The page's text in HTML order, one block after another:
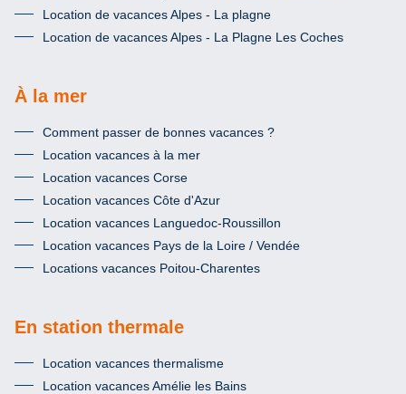
Location de vacances Alpes - La plagne
Location de vacances Alpes - La Plagne Les Coches
À la mer
Comment passer de bonnes vacances ?
Location vacances à la mer
Location vacances Corse
Location vacances Côte d'Azur
Location vacances Languedoc-Roussillon
Location vacances Pays de la Loire / Vendée
Locations vacances Poitou-Charentes
En station thermale
Location vacances thermalisme
Location vacances Amélie les Bains